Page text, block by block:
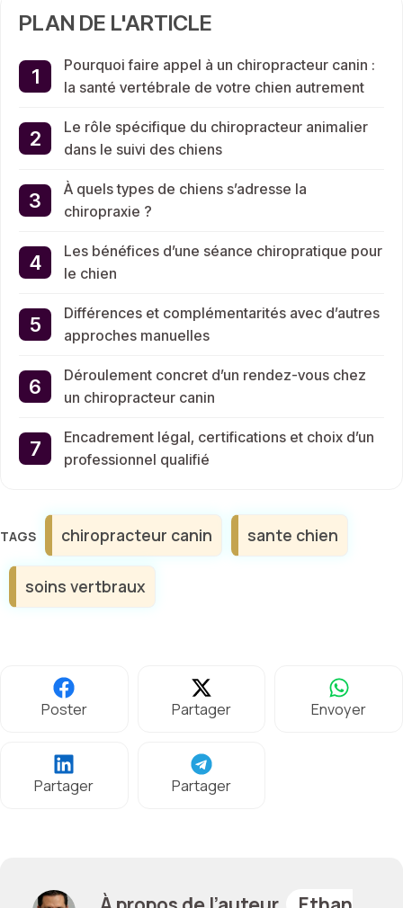
PLAN DE L'ARTICLE
Pourquoi faire appel à un chiropracteur canin :
la santé vertébrale de votre chien autrement
Le rôle spécifique du chiropracteur animalier
dans le suivi des chiens
À quels types de chiens s’adresse la
chiropraxie ?
Les bénéfices d’une séance chiropratique pour
le chien
Différences et complémentarités avec d’autres
approches manuelles
Déroulement concret d’un rendez-vous chez
un chiropracteur canin
Encadrement légal, certifications et choix d’un
professionnel qualifié
Étiquettes
chiropracteur canin sante chien
soins vertbraux
Poster Partager Envoyer
Partager Partager